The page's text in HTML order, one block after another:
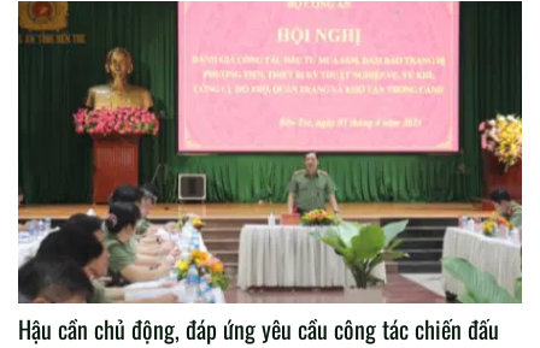
Hậu cần chủ động, đáp ứng yêu cầu công tác chiến đấu